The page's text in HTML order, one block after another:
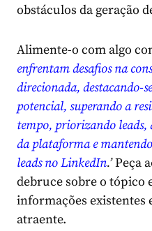
obstáculos da geração
Alimente-o com algo
enfrentam desafios na
direcionada, destacando-
potencial, superando a
tempo, priorizando leads,
da plataforma e
leads no LinkedIn.’Peça
debruce sobre o tópico
informações existentes
atraente.